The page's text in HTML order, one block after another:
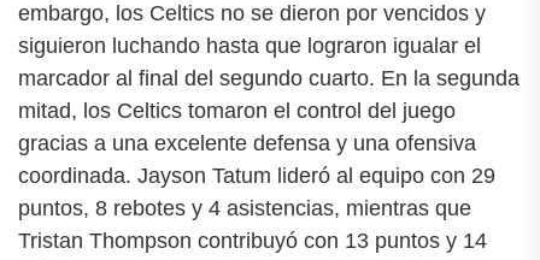
embargo, los Celtics no se dieron por vencidos y
siguieron luchando hasta que lograron igualar el
marcador al final del segundo cuarto. En la segunda
mitad, los Celtics tomaron el control del juego
gracias a una excelente defensa y una ofensiva
coordinada. Jayson Tatum lideró al equipo con 29
puntos, 8 rebotes y 4 asistencias, mientras que
Tristan Thompson contribuyó con 13 puntos y 14